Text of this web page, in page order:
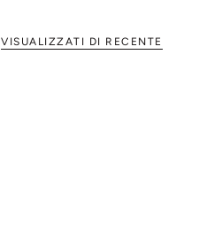
VISUALIZZATI DI RECENTE